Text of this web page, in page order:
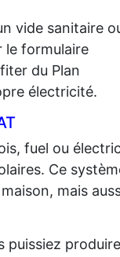
vide sanitaire
le formulaire
du Plan
électricité.
fuel ou
Ce
mais
puissiez